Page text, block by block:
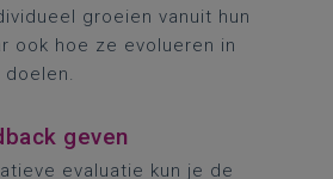
groeien vanuit hun
ook hoe ze evolueren in
geven
evaluatie kun je de